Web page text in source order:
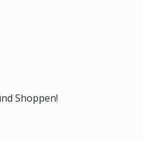
Shoppen!